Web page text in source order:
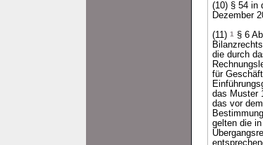
(10) § 54 in
Dezember
(11) 1
§ 6
die durch
für
das Muster
das vor
gelten die